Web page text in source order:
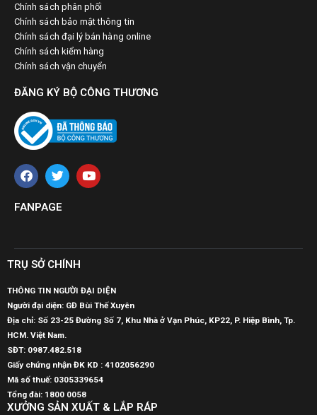
Chính sách phân phối
Chính sách bảo mật thông tin
Chính sách đại lý bán hàng online
Chính sách kiểm hàng
Chính sách vận chuyển
ĐĂNG KÝ BỘ CÔNG THƯƠNG
FANPAGE
TRỤ SỞ CHÍNH
THÔNG TIN NGƯỜI ĐẠI DIỆN
Người đại diện: GĐ Bùi Thế Xuyên
Địa chỉ: Số 23-25 Đường Số 7, Khu Nhà ở Vạn Phúc, KP22, P. Hiệp Bình, Tp.
HCM. Việt Nam.
SĐT: 0987.482.518
Giấy chứng nhận ĐK KD : 4102056290
Mã số thuế: 0305339654
Tổng đài: 1800 0058
XƯỞNG SẢN XUẤT & LẮP RÁP